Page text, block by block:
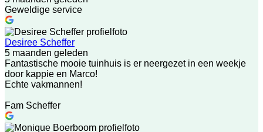
Geweldige service
Desiree Scheffer
5 maanden geleden
Fantastische mooie tuinhuis is er neergezet in een weekje
door kappie en Marco!
Echte vakmannen!
Fam Scheffer